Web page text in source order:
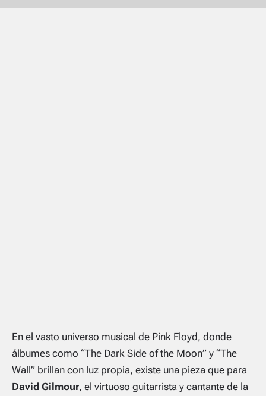
En el vasto universo musical de Pink Floyd, donde
álbumes como “The Dark Side of the Moon” y “The
Wall” brillan con luz propia, existe una pieza que para
David Gilmour, el virtuoso guitarrista y cantante de la